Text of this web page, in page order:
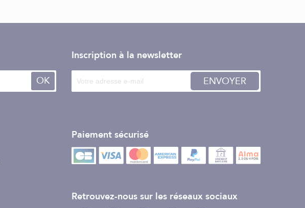
OK
Inscription à la newsletter
ENVOYER
Paiement sécurisé
Retrouvez-nous sur les réseaux sociaux